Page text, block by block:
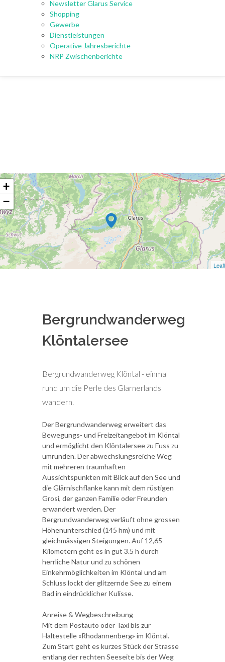
Newsletter Glarus Service
Shopping
Gewerbe
Dienstleistungen
Operative Jahresberichte
NRP Zwischenberichte
+
−
Bergrundwanderweg
Klöntalersee
Bergrundwanderweg Klöntal - einmal
rund um die Perle des Glarnerlands
wandern.
Der Bergrundwanderweg erweitert das
Bewegungs- und Freizeitangebot im Klöntal
und ermöglicht den Klöntalersee zu Fuss zu
umrunden. Der abwechslungsreiche Weg
mit mehreren traumhaften
Aussichtspunkten mit Blick auf den See und
die Glärnischflanke kann mit dem rüstigen
Grosi, der ganzen Familie oder Freunden
erwandert werden. Der
Bergrundwanderweg verläuft ohne grossen
Höhenunterschied (145 hm) und mit
gleichmässigen Steigungen. Auf 12,65
Kilometern geht es in gut 3.5 h durch
herrliche Natur und zu schönen
Einkehrmöglichkeiten im Klöntal und am
Schluss lockt der glitzernde See zu einem
Bad in eindrücklicher Kulisse.
Anreise & Wegbeschreibung
Mit dem Postauto oder Taxi bis zur
Haltestelle «Rhodannenberg» im Klöntal.
Zum Start geht es kurzes Stück der Strasse
entlang der rechten Seeseite bis der Weg